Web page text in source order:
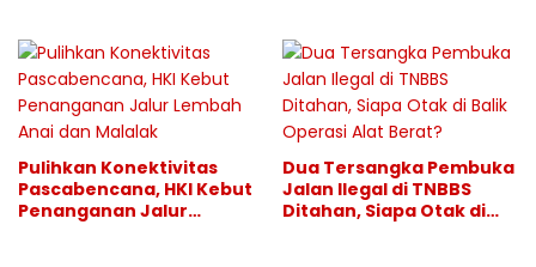
Lampung
Pulihkan Konektivitas
Pascabencana, HKI Kebut
Penanganan Jalur
Dua Tersangka Pembuka
Jalan Ilegal di TNBBS
Ditahan, Siapa Otak di